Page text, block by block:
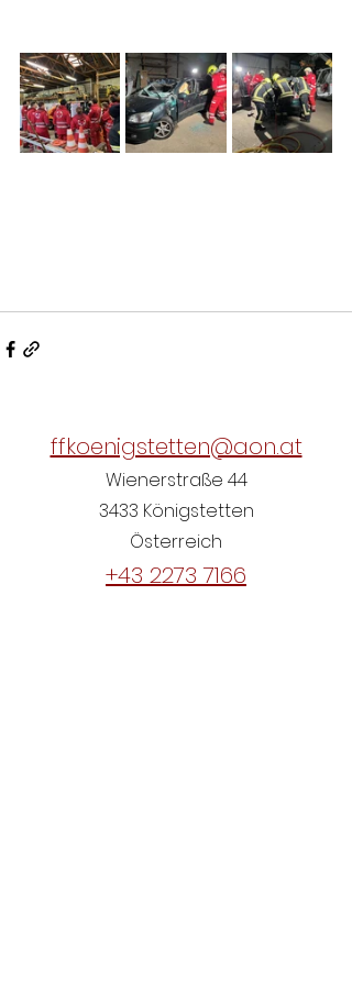
ffkoenigstetten@aon.at
Wienerstraße 44
3433 Königstetten
Österreich
+43 2273 7166